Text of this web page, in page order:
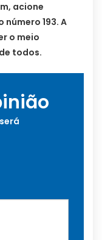
acione
193. A
o meio
todos.